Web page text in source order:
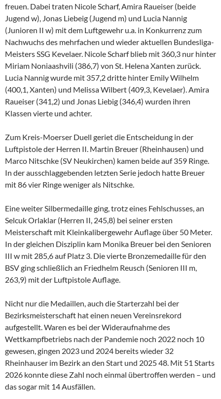
freuen. Dabei traten Nicole Scharf, Amira Raueiser (beide
Jugend w), Jonas Liebeig (Jugend m) und Lucia Nannig
(Junioren II w) mit dem Luftgewehr u.a. in Konkurrenz zum
Nachwuchs des mehrfachen und wieder aktuellen Bundesliga-
Meisters SSG Kevelaer. Nicole Scharf blieb mit 360,3 nur hinter
Miriam Noniaashvili (386,7) von St. Helena Xanten zurück.
Lucia Nannig wurde mit 357,2 dritte hinter Emily Wilhelm
(400,1, Xanten) und Melissa Wilbert (409,3, Kevelaer). Amira
Raueiser (341,2) und Jonas Liebig (346,4) wurden ihren
Klassen vierte und achter.
Zum Kreis-Moerser Duell geriet die Entscheidung in der
Luftpistole der Herren II. Martin Breuer (Rheinhausen) und
Marco Nitschke (SV Neukirchen) kamen beide auf 359 Ringe.
In der ausschlaggebenden letzten Serie jedoch hatte Breuer
mit 86 vier Ringe weniger als Nitschke.
Eine weiter Silbermedaille ging, trotz eines Fehlschusses, an
Selcuk Orlaklar (Herren II, 245,8) bei seiner ersten
Meisterschaft mit Kleinkalibergewehr Auflage über 50 Meter.
In der gleichen Disziplin kam Monika Breuer bei den Senioren
III w mit 285,6 auf Platz 3. Die vierte Bronzemedaille für den
BSV ging schließlich an Friedhelm Reusch (Senioren III m,
263,9) mit der Luftpistole Auflage.
Nicht nur die Medaillen, auch die Starterzahl bei der
Bezirksmeisterschaft hat einen neuen Vereinsrekord
aufgestellt. Waren es bei der Wideraufnahme des
Wettkampfbetriebs nach der Pandemie noch 2022 noch 10
gewesen, gingen 2023 und 2024 bereits wieder 32
Rheinhauser im Bezirk an den Start und 2025 48. Mit 51 Starts
2026 konnte diese Zahl noch einmal übertroffen werden – und
das sogar mit 14 Ausfällen.